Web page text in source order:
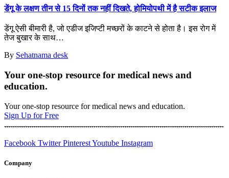
डेंगू के लक्षण तीन से 15 दिनों तक नहीं दिखते, होमियोपथी में है सटीक इलाज
डेंगू ऐसी बीमारी है, जो एडीज इजिप्टी मच्छरों के काटने से होता है। इस रोग में
तेज बुखार के साथ…
By Sehatnama desk
Your one-stop resource for medical news and
education.
Your one-stop resource for medical news and education.
Sign Up for Free
Facebook Twitter PinterestYoutube Instagram
Company